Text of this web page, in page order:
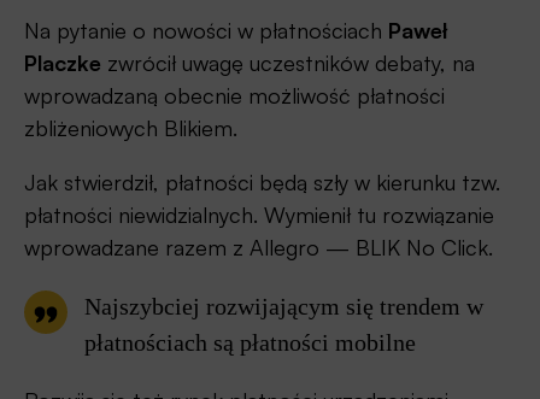
Na pytanie o nowości w płatnościach Paweł
Placzke zwrócił uwagę uczestników debaty, na
wprowadzaną obecnie możliwość płatności
zbliżeniowych Blikiem.
Jak stwierdził, płatności będą szły w kierunku tzw.
płatności niewidzialnych. Wymienił tu rozwiązanie
wprowadzane razem z Allegro — BLIK No Click.
Najszybciej rozwijającym się trendem w
płatnościach są płatności mobilne